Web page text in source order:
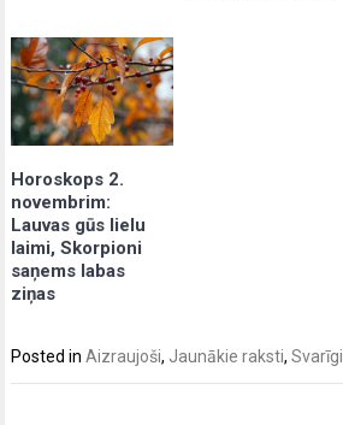
Horoskops 2.
novembrim:
Lauvas gūs lielu
laimi, Skorpioni
saņems labas
ziņas
Posted inAizraujoši, Jaunākie raksti,Svarīgi